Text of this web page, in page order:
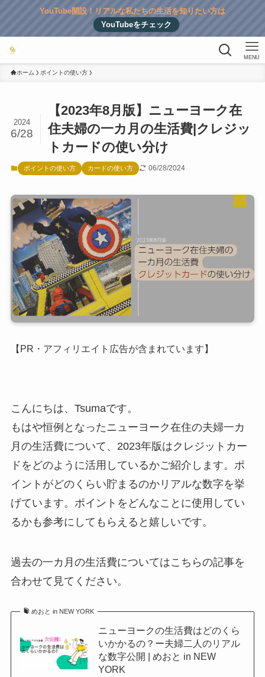
YouTube開設！リアルな私たちの生活を知りたい方は
YouTubeをチェック
MENU
ホーム ポイントの使い方
【2023年8月版】ニューヨーク在
住夫婦の一カ月の生活費|クレジッ
トカードの使い分け
2024
6/28
ポイントの使い方 カードの使い方 06/28/2024
【PR・アフィリエイト広告が含まれています】
こんにちは、Tsumaです。
もはや恒例となったニューヨーク在住の夫婦一カ
月の生活費について、2023年版はクレジットカー
ドをどのように活用しているかご紹介します。ポ
イントがどのくらい貯まるのかリアルな数字を挙
げています。ポイントをどんなことに使用してい
るかも参考にしてもらえると嬉しいです。
過去の一カ月の生活費についてはこちらの記事を
合わせて見てください。
めおと in NEW YORK
ニューヨークの生活費はどのくら
いかかるの？ー夫婦二人のリアル
な数字公開 | めおと in NEW
YORK